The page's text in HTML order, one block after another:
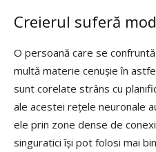
Creierul suferă
O persoană care se
multă materie cenușie în
sunt corelate strâns cu
ale acestei rețele neuronale
ele prin zone dense de
singuratici își pot folosi mai